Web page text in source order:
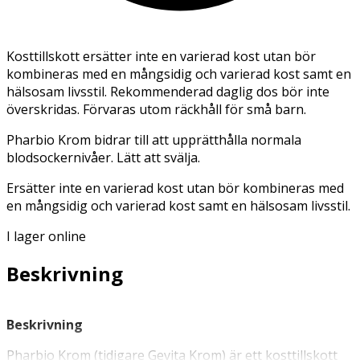
Kosttillskott ersätter inte en varierad kost utan bör
kombineras med en mångsidig och varierad kost samt en
hälsosam livsstil. Rekommenderad daglig dos bör inte
överskridas. Förvaras utom räckhåll för små barn.
Pharbio Krom bidrar till att upprätthålla normala
blodsockernivåer. Lätt att svälja.
Ersätter inte en varierad kost utan bör kombineras med
en mångsidig och varierad kost samt en hälsosam livsstil.
I lager online
Beskrivning
Beskrivning
Pharbio Krom (tidigare Gevita Krom) är ett kosttillskott